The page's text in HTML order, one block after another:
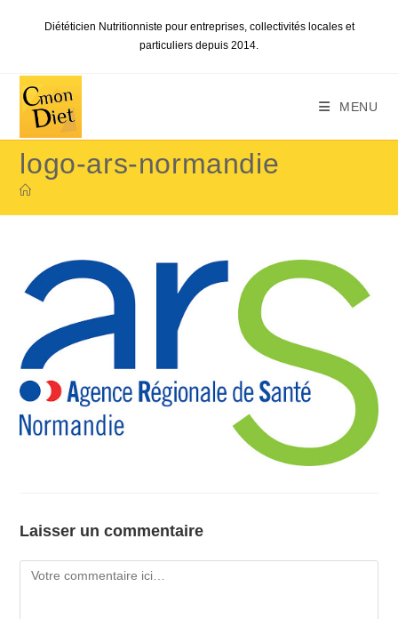
Diététicien Nutritionniste pour entreprises, collectivités locales et
particuliers depuis 2014.
MENU
logo-ars-normandie
Laisser un commentaire
Comment